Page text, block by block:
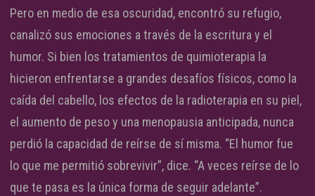
Pero en medio de esa oscuridad, encontró su refugio,
canalizó sus emociones a través de la escritura y el
humor. Si bien los tratamientos de quimioterapia la
hicieron enfrentarse a grandes desafíos físicos, como la
caída del cabello, los efectos de la radioterapia en su piel,
el aumento de peso y una menopausia anticipada, nunca
perdió la capacidad de reírse de sí misma. “El humor fue
lo que me permitió sobrevivir”, dice. “A veces reírse de lo
que te pasa es la única forma de seguir adelante”.